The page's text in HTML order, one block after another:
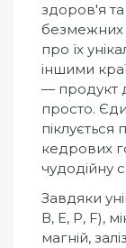
здоров'я
безмежних
про їх
іншими
— продукт
просто.
піклується
кедрових
чудодійну
Завдяки
В, Е, Р, F),
магній,